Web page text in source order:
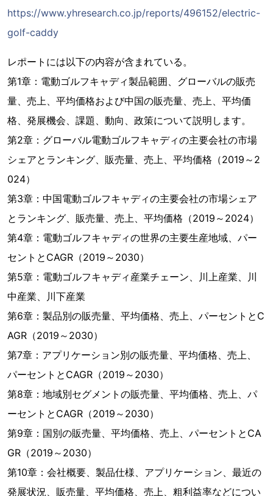
https://www.yhresearch.co.jp/reports/496152/electric-
golf-caddy
レポートには以下の内容が含まれている。
第1章：電動ゴルフキャディ製品範囲、グローバルの販売
量、売上、平均価格および中国の販売量、売上、平均価
格、発展機会、課題、動向、政策について説明します。
第2章：グローバル電動ゴルフキャディの主要会社の市場
シェアとランキング、販売量、売上、平均価格（2019～2
024）
第3章：中国電動ゴルフキャディの主要会社の市場シェア
とランキング、販売量、売上、平均価格（2019～2024）
第4章：電動ゴルフキャディの世界の主要生産地域、パー
セントとCAGR（2019～2030）
第5章：電動ゴルフキャディ産業チェーン、川上産業、川
中産業、川下産業
第6章：製品別の販売量、平均価格、売上、パーセントとC
AGR（2019～2030）
第7章：アプリケーション別の販売量、平均価格、売上、
パーセントとCAGR（2019～2030）
第8章：地域別セグメントの販売量、平均価格、売上、パ
ーセントとCAGR（2019～2030）
第9章：国別の販売量、平均価格、売上、パーセントとCA
GR（2019～2030）
第10章：会社概要、製品仕様、アプリケーション、最近の
発展状況、販売量、平均価格、売上、粗利益率などについ